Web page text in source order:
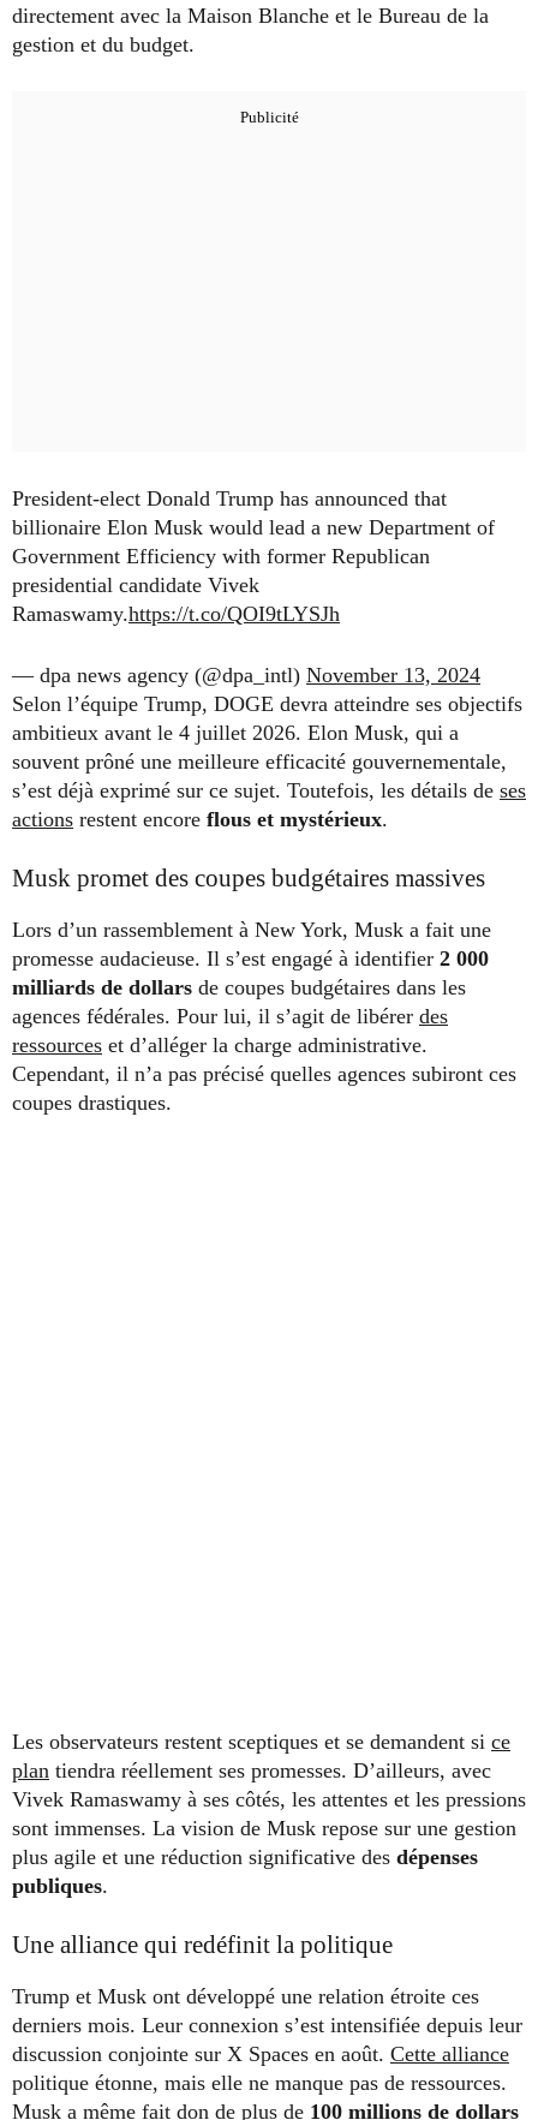
directement avec la Maison Blanche et le Bureau de la
gestion et du budget.
President-elect Donald Trump has announced that
billionaire Elon Musk would lead a new Department of
Government Efficiency with former Republican
presidential candidate Vivek
Ramaswamy.https://t.co/QOI9tLYSJh
— dpa news agency (@dpa_intl) November 13, 2024
Selon l’équipe Trump, DOGE devra atteindre ses objectifs
ambitieux avant le 4 juillet 2026. Elon Musk, qui a
souvent prôné une meilleure efficacité gouvernementale,
s’est déjà exprimé sur ce sujet. Toutefois, les détails de ses
actions restent encore flous et mystérieux.
Musk promet des coupes budgétaires massives
Lors d’un rassemblement à New York, Musk a fait une
promesse audacieuse. Il s’est engagé à identifier 2 000
milliards de dollars de coupes budgétaires dans les
agences fédérales. Pour lui, il s’agit de libérer des
ressources et d’alléger la charge administrative.
Cependant, il n’a pas précisé quelles agences subiront ces
coupes drastiques.
Les observateurs restent sceptiques et se demandent si ce
plan tiendra réellement ses promesses. D’ailleurs, avec
Vivek Ramaswamy à ses côtés, les attentes et les pressions
sont immenses. La vision de Musk repose sur une gestion
plus agile et une réduction significative des dépenses
publiques.
Une alliance qui redéfinit la politique
Trump et Musk ont développé une relation étroite ces
derniers mois. Leur connexion s’est intensifiée depuis leur
discussion conjointe sur X Spaces en août. Cette alliance
politique étonne, mais elle ne manque pas de ressources.
Musk a même fait don de plus de 100 millions de dollars